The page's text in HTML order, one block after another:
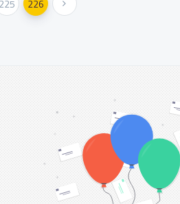
225 226 Weiter »